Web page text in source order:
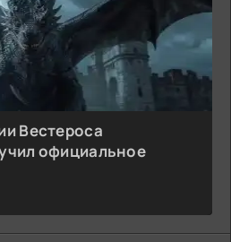
Вестероса
официальное